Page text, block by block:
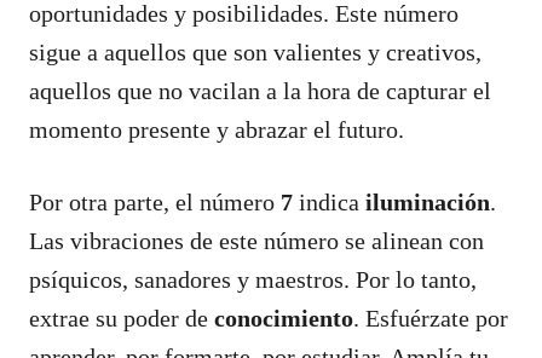
oportunidades y posibilidades. Este número
sigue a aquellos que son valientes y creativos,
aquellos que no vacilan a la hora de capturar el
momento presente y abrazar el futuro.
Por otra parte, el número 7 indica iluminación.
Las vibraciones de este número se alinean con
psíquicos, sanadores y maestros. Por lo tanto,
extrae su poder de conocimiento. Esfuérzate por